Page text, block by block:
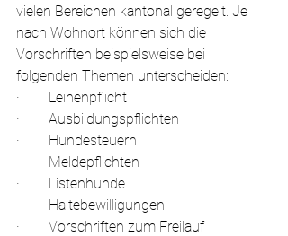
vielen Bereichen kantonal geregelt. Je
nach Wohnort können sich die
Vorschriften beispielsweise bei
folgenden Themen unterscheiden:
·        Leinenpflicht
·        Ausbildungspflichten
·        Hundesteuern
·        Meldepflichten
·        Listenhunde
·        Haltebewilligungen
·        Vorschriften zum Freilauf